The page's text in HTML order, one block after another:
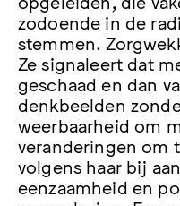
zodoende in de
stemmen.
Ze signaleert dat
geschaad en dan
denkbeelden
weerbaarheid om
veranderingen om
volgens haar bij
eenzaamheid en